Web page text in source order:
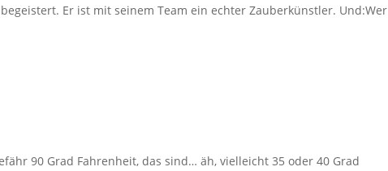
Er ist mit seinem Team ein echter Zauberkünstler. Und:Wer
90 Grad Fahrenheit, das sind… äh, vielleicht 35 oder 40 Grad